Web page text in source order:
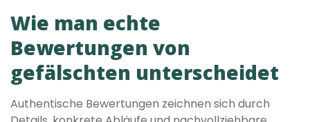
Wie man echte
Bewertungen von
gefälschten unterscheidet
Authentische Bewertungen zeichnen sich durch